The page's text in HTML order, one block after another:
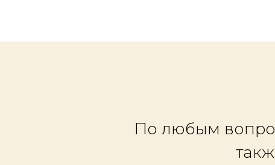
По любым